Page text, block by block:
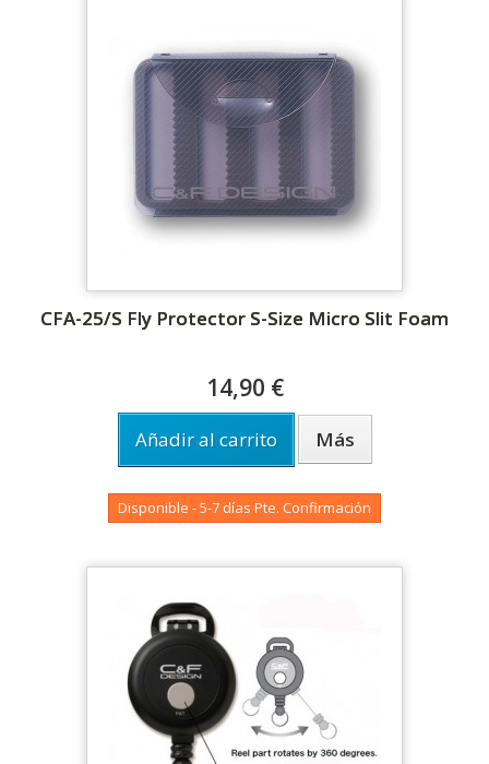
CFA-25/S Fly Protector S-Size Micro Slit Foam
14,90 €
Añadir al carrito Más
Disponible - 5-7 días Pte. Confirmación